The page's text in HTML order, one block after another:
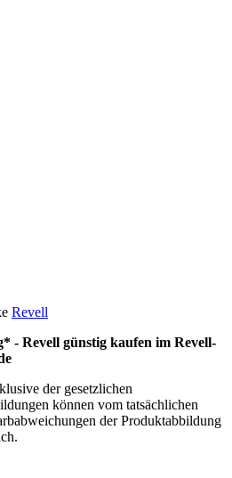
Revell
- Revell günstig kaufen im Revell-
der gesetzlichen
können vom tatsächlichen
der Produktabbildung